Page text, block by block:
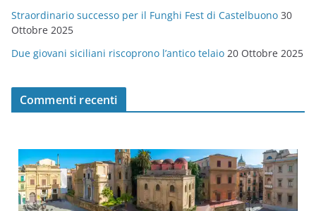
Straordinario successo per il Funghi Fest di Castelbuono 30
Ottobre 2025
Due giovani siciliani riscoprono l’antico telaio 20 Ottobre 2025
Commenti recenti